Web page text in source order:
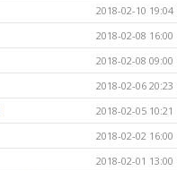
2018-02-10 19:04
2018-02-08 16:00
2018-02-08 09:00
2018-02-06 20:23
2018-02-05 10:21
2018-02-02 16:00
2018-02-01 13:00